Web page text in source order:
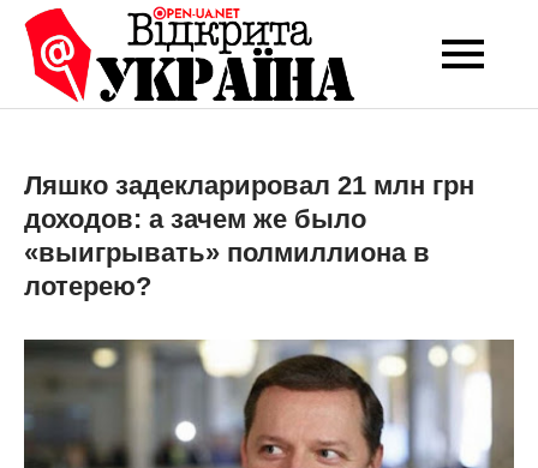
Перейти
вмісту
Open-UA
NET
Це ваше надійне
експертних думок
Ляшко задекларировал 21 млн грн
доходов: а зачем же было
«выигрывать» полмиллиона в
лотерею?